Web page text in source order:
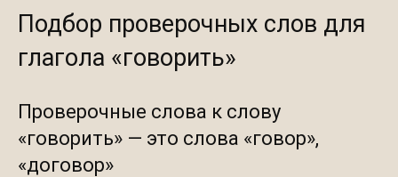
Подбор проверочных слов для
глагола «говорить»
Проверочные слова к слову
«говорить» — это слова «говор»,
«договор»